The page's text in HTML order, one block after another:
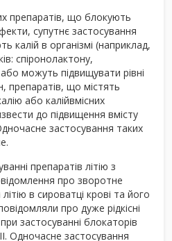
препаратів, що блокують
супутнє застосування
калій в організмі (наприклад,
спіронолактону,
можуть підвищувати рівні
препаратів, що містять
або калійвмісних
до підвищення вмісту
застосування таких
препаратів літію з
про зворотне
в сироватці крові та його
про дуже рідкісні
застосуванні блокаторів
Одночасне застосування